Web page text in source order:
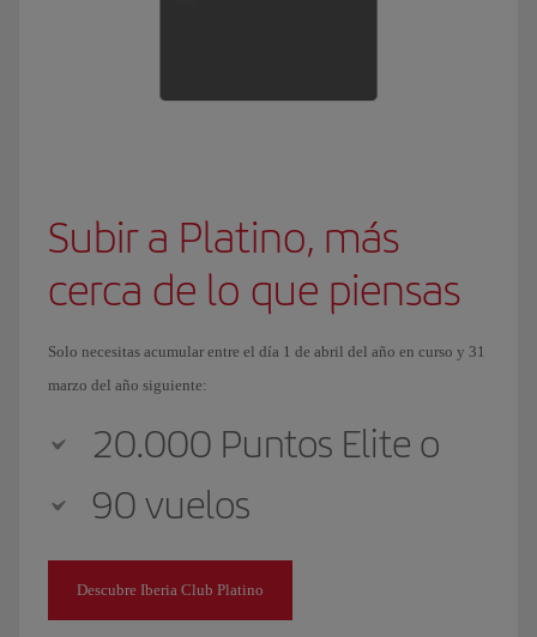
Subir a Platino, más
cerca de lo que piensas
Solo necesitas acumular entre el día 1 de abril del año en curso y 31
marzo del año siguiente:
20.000 Puntos Elite o
90 vuelos
Descubre Iberia Club Platino